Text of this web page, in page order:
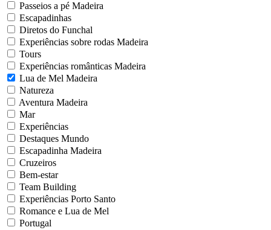
Passeios a pé Madeira
Escapadinhas
Diretos do Funchal
Experiências sobre rodas Madeira
Tours
Experiências românticas Madeira
Lua de Mel Madeira
Natureza
Aventura Madeira
Mar
Experiências
Destaques Mundo
Escapadinha Madeira
Cruzeiros
Bem-estar
Team Building
Experiências Porto Santo
Romance e Lua de Mel
Portugal